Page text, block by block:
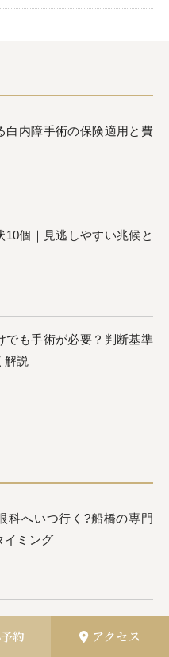
約 アクセス
白内障手術の保険適用と費
10個｜見逃しやすい兆候と
でも手術が必要？判断基準
解説
科へいつ行く?船橋の専門
イミング
説